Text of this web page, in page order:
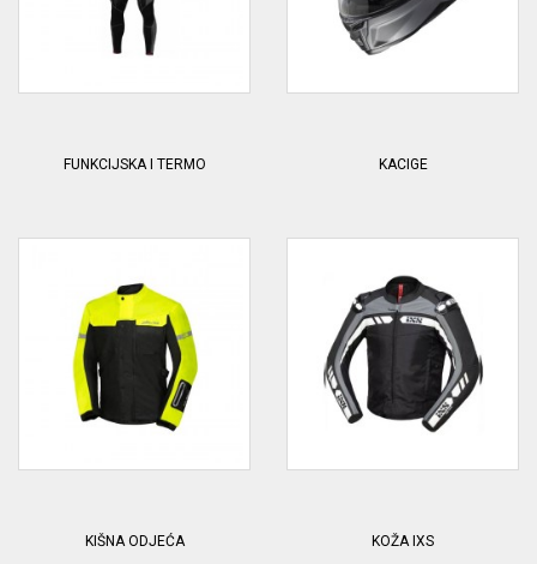
FUNKCIJSKA I TERMO KACIGE
KIŠNA ODJEĆA KOŽA IXS